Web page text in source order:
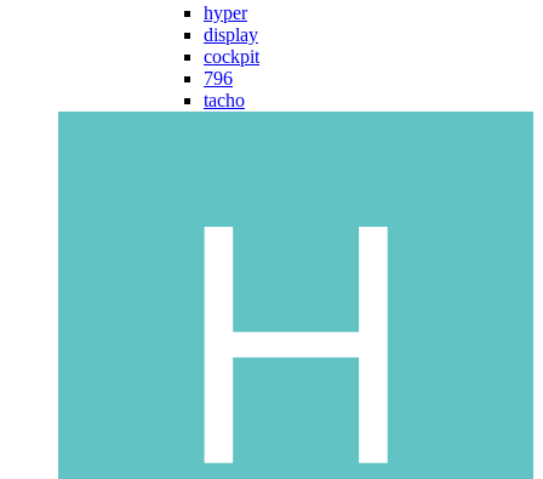
hyper
display
cockpit
796
tacho